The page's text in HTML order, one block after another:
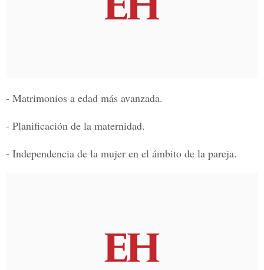
- Matrimonios a edad más avanzada.
- Planificación de la maternidad.
- Independencia de la mujer en el ámbito de la pareja.